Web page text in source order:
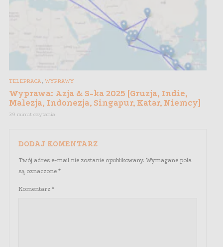
TELEPRACA, WYPRAWY
Wyprawa: Azja & S-ka 2025 [Gruzja, Indie,
Malezja, Indonezja, Singapur, Katar, Niemcy]
39 minut czytania
DODAJ KOMENTARZ
Twój adres e-mail nie zostanie opublikowany. Wymagane pola
są oznaczone *
Komentarz *